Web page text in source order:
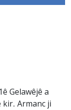
Gelawêjê a
kir. Armanc ji